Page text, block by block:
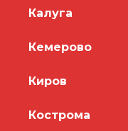
Калуга
Кемерово
Киров
Кострома